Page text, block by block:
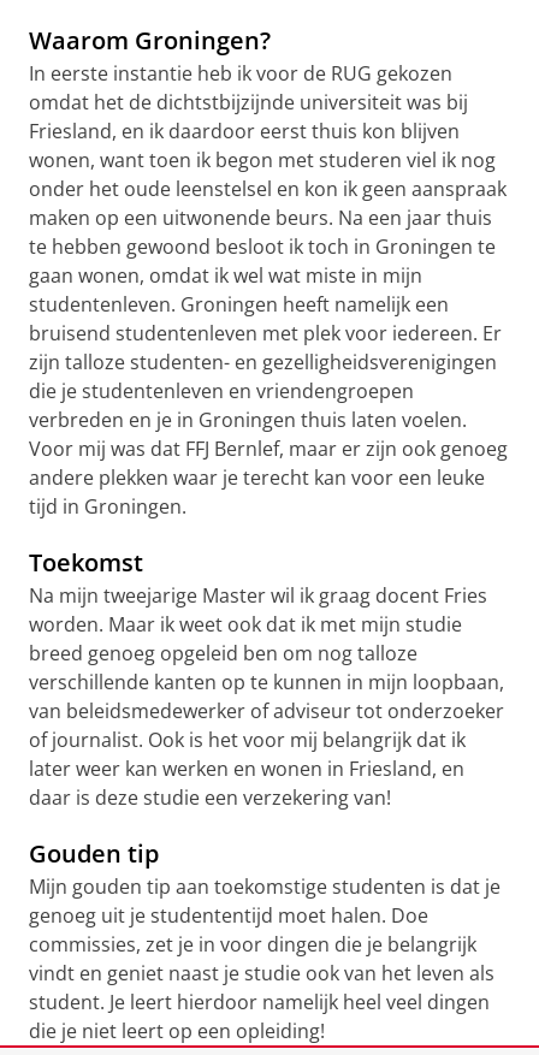
Waarom Groningen?
In eerste instantie heb ik voor de RUG gekozen
omdat het de dichtstbijzijnde universiteit was bij
Friesland, en ik daardoor eerst thuis kon blijven
wonen, want toen ik begon met studeren viel ik nog
onder het oude leenstelsel en kon ik geen aanspraak
maken op een uitwonende beurs. Na een jaar thuis
te hebben gewoond besloot ik toch in Groningen te
gaan wonen, omdat ik wel wat miste in mijn
studentenleven. Groningen heeft namelijk een
bruisend studentenleven met plek voor iedereen. Er
zijn talloze studenten- en gezelligheidsverenigingen
die je studentenleven en vriendengroepen
verbreden en je in Groningen thuis laten voelen.
Voor mij was dat FFJ Bernlef, maar er zijn ook genoeg
andere plekken waar je terecht kan voor een leuke
tijd in Groningen.
Toekomst
Na mijn tweejarige Master wil ik graag docent Fries
worden. Maar ik weet ook dat ik met mijn studie
breed genoeg opgeleid ben om nog talloze
verschillende kanten op te kunnen in mijn loopbaan,
van beleidsmedewerker of adviseur tot onderzoeker
of journalist. Ook is het voor mij belangrijk dat ik
later weer kan werken en wonen in Friesland, en
daar is deze studie een verzekering van!
Gouden tip
Mijn gouden tip aan toekomstige studenten is dat je
genoeg uit je studententijd moet halen. Doe
commissies, zet je in voor dingen die je belangrijk
vindt en geniet naast je studie ook van het leven als
student. Je leert hierdoor namelijk heel veel dingen
die je niet leert op een opleiding!